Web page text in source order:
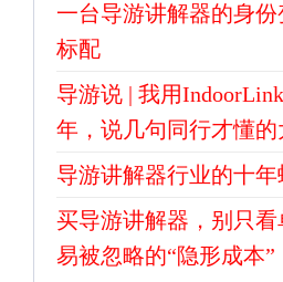
一台导游讲解器的身份
标配
导游说 | 我用
年，说几句同行才懂的
导游讲解器行业的十
买导游讲解器，别只
易被忽略的“隐形成本”